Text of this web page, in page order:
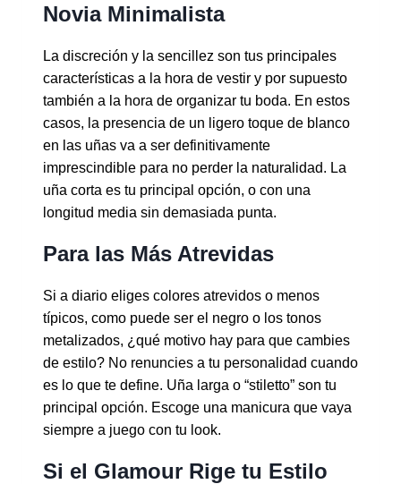
Novia Minimalista
La discreción y la sencillez son tus principales
características a la hora de vestir y por supuesto
también a la hora de organizar tu boda. En estos
casos, la presencia de un ligero toque de blanco
en las uñas va a ser definitivamente
imprescindible para no perder la naturalidad. La
uña corta es tu principal opción, o con una
longitud media sin demasiada punta.
Para las Más Atrevidas
Si a diario eliges colores atrevidos o menos
típicos, como puede ser el negro o los tonos
metalizados, ¿qué motivo hay para que cambies
de estilo? No renuncies a tu personalidad cuando
es lo que te define. Uña larga o “stiletto” son tu
principal opción. Escoge una manicura que vaya
siempre a juego con tu look.
Si el Glamour Rige tu Estilo